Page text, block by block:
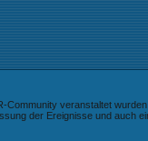
Community veranstaltet wurden.
der Ereignisse und auch